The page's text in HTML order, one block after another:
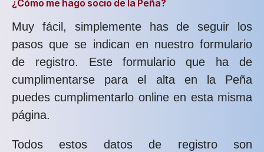
¿Cómo me hago socio de la Peña?
Muy fácil, simplemente has de seguir los
pasos que se indican en nuestro formulario
de registro. Este formulario que ha de
cumplimentarse para el alta en la Peña
puedes cumplimentarlo online en esta misma
página.
Todos estos datos de registro son